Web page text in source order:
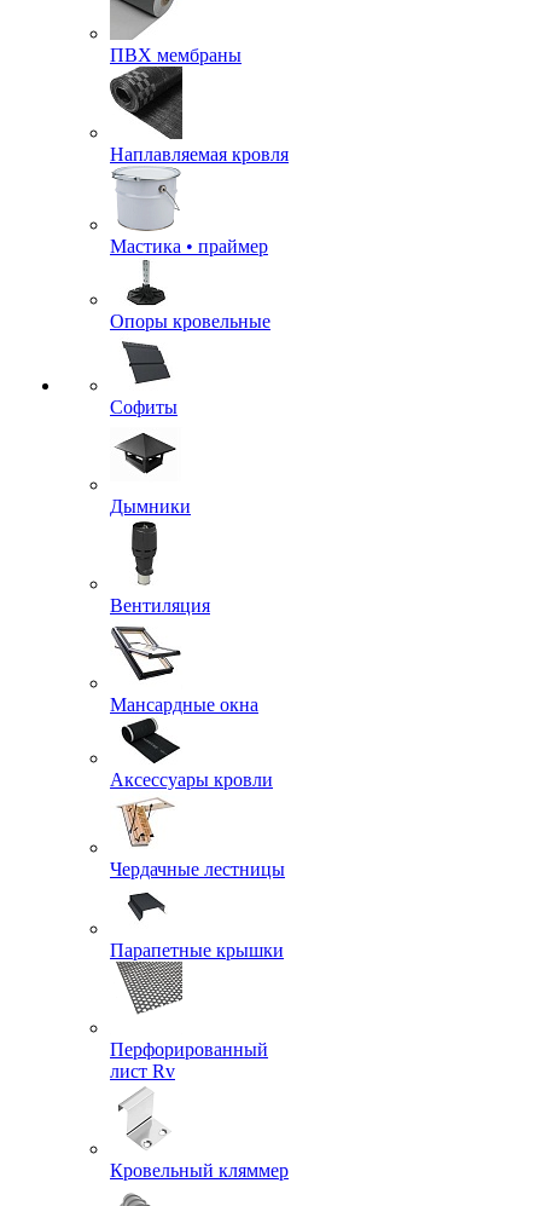
ПВХ мембраны
Наплавляемая кровля
Мастика • праймер
Опоры кровельные
Софиты
Дымники
Вентиляция
Мансардные окна
Аксессуары кровли
Чердачные лестницы
Парапетные крышки
Перфорированный
лист Rv
Кровельный кляммер